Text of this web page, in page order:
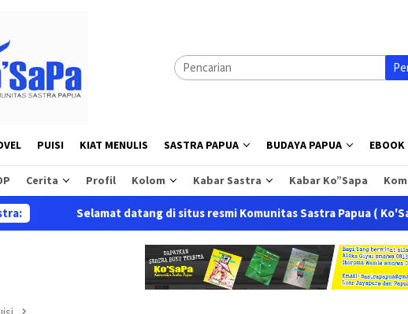
PUISI KIAT MENULIS SASTRA PAPUA BUDAYA PAPUA EBOOK
Cerita Profil Kolom Kabar Sastra Kabar Ko”Sapa
Selamat datang di situs resmi Komunitas Sastra Papua ( Ko'Sapa ) Situs